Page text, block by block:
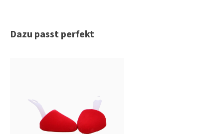
Produktgalerie überspringen
Dazu passt perfekt